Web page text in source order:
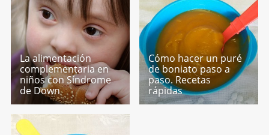
La alimentación
complementaria en
niños con Síndrome
de Down
Cómo hacer un puré
de boniato paso a
paso. Recetas
rápidas